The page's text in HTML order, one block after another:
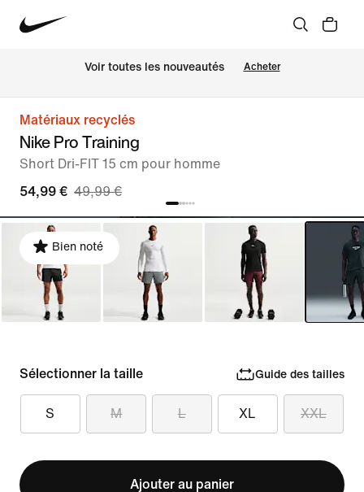
Voir toutes les nouveautés Acheter
Matériaux recyclés
Nike Pro Training
Short Dri-FIT 15 cm pour homme
54,99 € 49,99 €
Bien noté
Sélectionner la taille Guide des tailles
S M L XL XXL
Ajouter au panier